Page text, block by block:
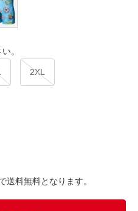
。
2XL
送料無料となります。